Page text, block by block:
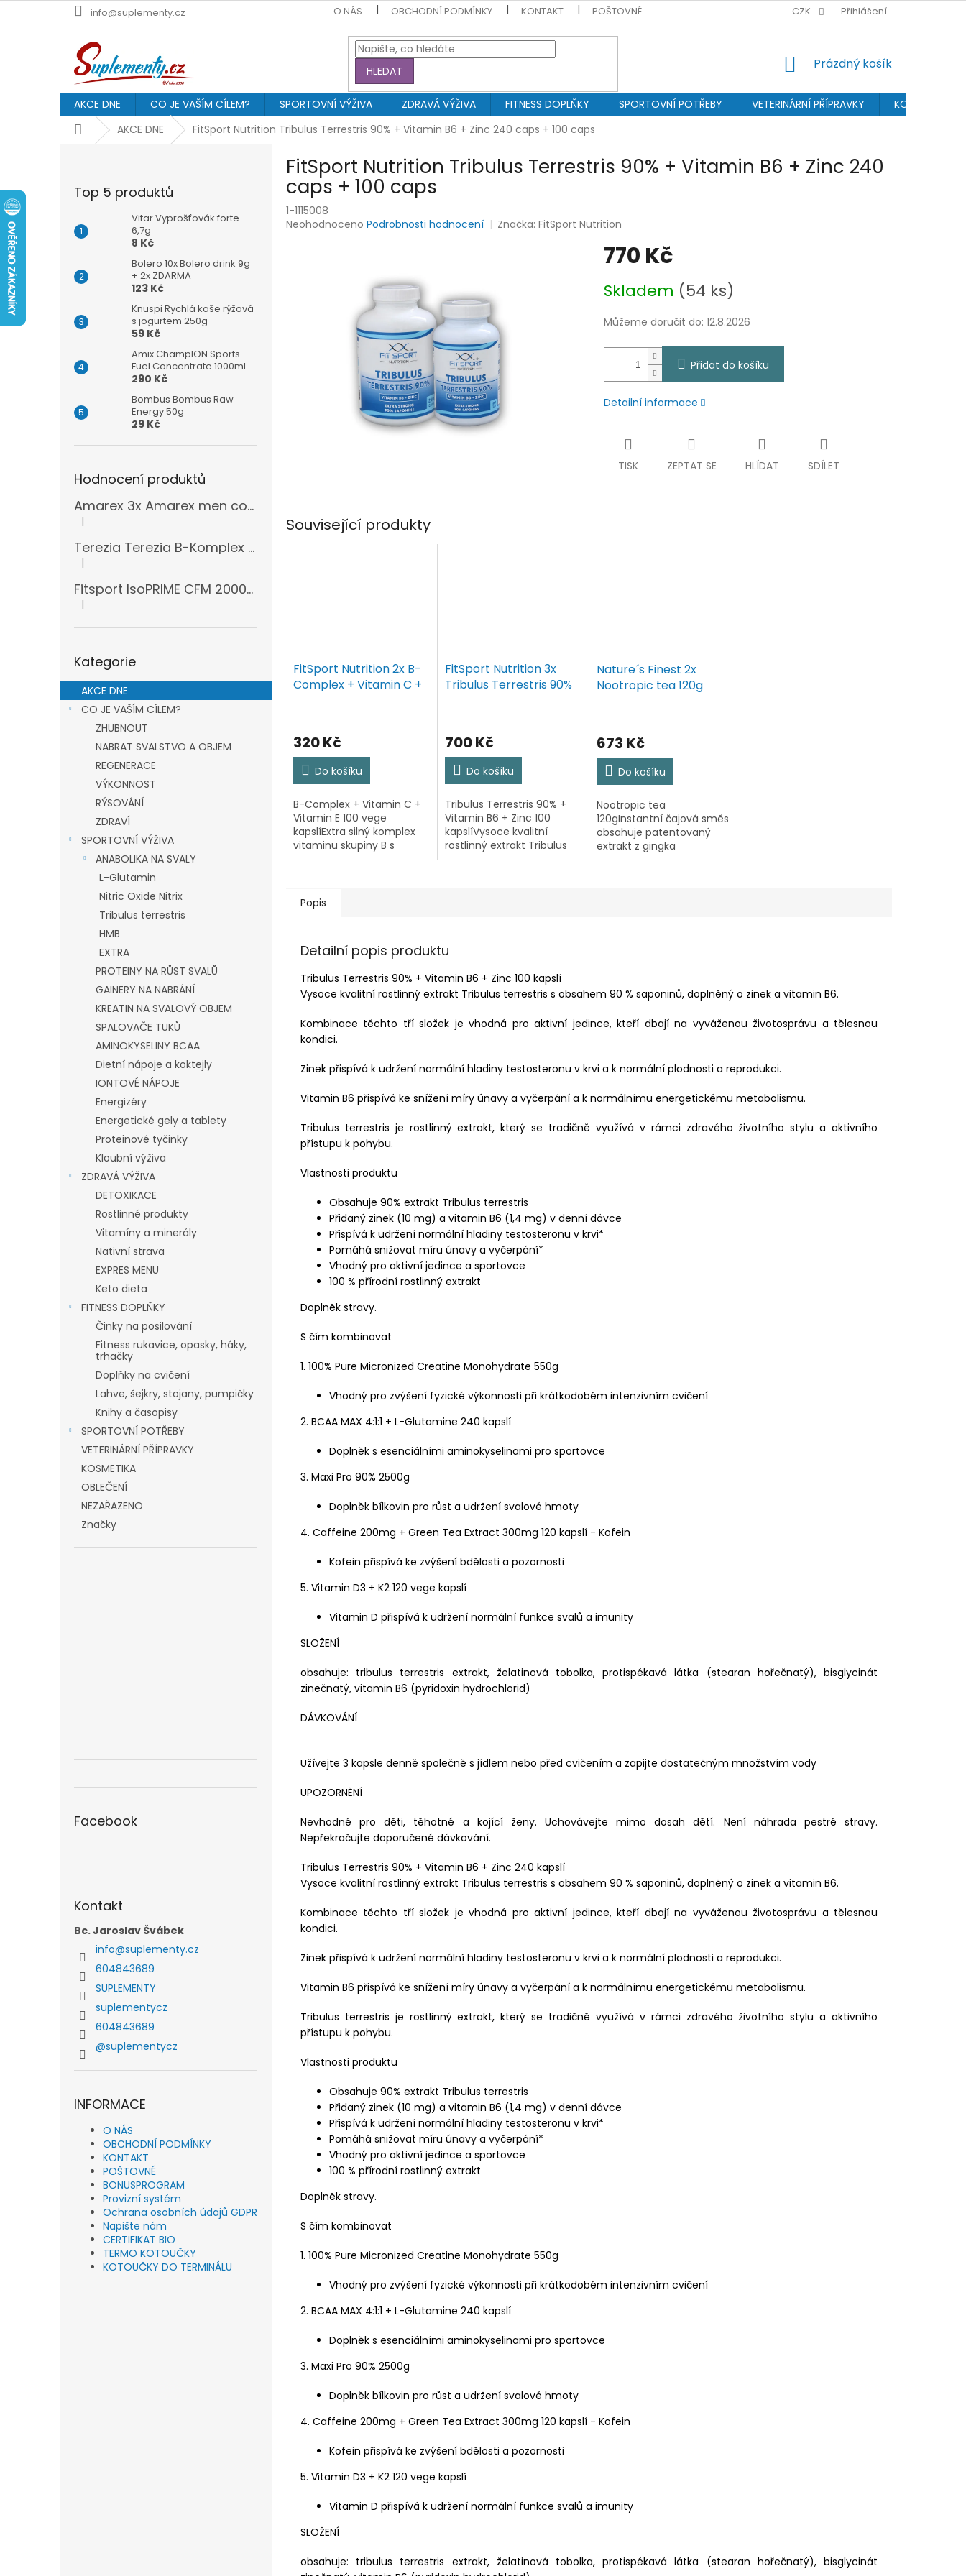
na
info@suplementy.cz O NÁS OBCHODNÍ PODMÍNKY KONTAKT POŠTOVNÉ PROVIZNÍ SYSTÉM OCHRANA
CZK Přihlášení
HLEDAT
NÁKUPNÍ
Prázdný košík
AKCE DNE CO JE VAŠÍM CÍLEM? SPORTOVNÍ VÝŽIVA ZDRAVÁ VÝŽIVA FITNESS DOPLŇKY SPORTOVNÍ POTŘEBY VETERINÁRNÍ PŘÍPRAVKY
KOSMETIKA
DomůAKCE DNE FitSport Nutrition Tribulus Terrestris 90% + Vitamin B6 + Zinc 240 caps + 100 caps
Top 5 produktů
Vitar Vyprošťovák forte
6,7g
8 Kč
Bolero 10x Bolero drink 9g
+ 2x ZDARMA
123 Kč
Knuspi Rychlá kaše rýžová
s jogurtem 250g
59 Kč
Amix ChampION Sports
Fuel Concentrate 1000ml
290 Kč
Bombus Bombus Raw
Energy 50g
29 Kč
Hodnocení produktů
Amarex 3x Amarex men complex 120 kapslí
Hodnocení produktu je 5 z 5 hvězdiček.
|
Terezia Terezia B-Komplex super forte 100 tablet
Hodnocení produktu je 5 z 5 hvězdiček.
|
Fitsport IsoPRIME CFM 2000g + šejkr
Hodnocení produktu je 5 z 5 hvězdiček.
|
kategorie
Kategorie
AKCE DNE
CO JE VAŠÍM CÍLEM?
ZHUBNOUT
NABRAT SVALSTVO A OBJEM
REGENERACE
VÝKONNOST
RÝSOVÁNÍ
ZDRAVÍ
SPORTOVNÍ VÝŽIVA
ANABOLIKA NA SVALY
L-Glutamin
Nitric Oxide Nitrix
Tribulus terrestris
HMB
EXTRA
PROTEINY NA RŮST SVALŮ
GAINERY NA NABRÁNÍ
KREATIN NA SVALOVÝ OBJEM
SPALOVAČE TUKŮ
AMINOKYSELINY BCAA
Dietní nápoje a koktejly
IONTOVÉ NÁPOJE
Energizéry
Energetické gely a tablety
Proteinové tyčinky
Kloubní výživa
ZDRAVÁ VÝŽIVA
DETOXIKACE
Rostlinné produkty
Vitamíny a minerály
Nativní strava
EXPRES MENU
Keto dieta
FITNESS DOPLŇKY
Činky na posilování
Fitness rukavice, opasky, háky,
trhačky
Doplňky na cvičení
Lahve, šejkry, stojany, pumpičky
Knihy a časopisy
SPORTOVNÍ POTŘEBY
VETERINÁRNÍ PŘÍPRAVKY
KOSMETIKA
OBLEČENÍ
NEZAŘAZENO
Značky
Facebook
Kontakt
Bc. Jaroslav Švábek
info@suplementy.cz
604843689
SUPLEMENTY
suplementycz
604843689
@suplementycz
INFORMACE
O NÁS
OBCHODNÍ PODMÍNKY
KONTAKT
POŠTOVNÉ
BONUSPROGRAM
Provizní systém
Ochrana osobních údajů GDPR
Napište nám
CERTIFIKAT BIO
TERMO KOTOUČKY
KOTOUČKY DO TERMINÁLU
FitSport Nutrition Tribulus Terrestris 90% + Vitamin B6 + Zinc 240
caps + 100 caps
1-1115008
Průměrné
Neohodnoceno Podrobnosti hodnocení Značka:FitSport Nutrition
770 Kč
cena:
Skladem (54 ks)
Můžeme doručit do: 12.8.2026
Přidat do košíku
Detailní informace
TISK ZEPTAT SE HLÍDAT SDÍLET
Související produkty
FitSport Nutrition 2x B-
Complex + Vitamin C +
320 Kč
Do košíku
B-Complex + Vitamin C +
Vitamin E 100 vege
kapslíExtra silný komplex
vitaminu skupiny B s
snížení míry únavy a...
FitSport Nutrition 3x
Tribulus Terrestris 90%
700 Kč
Do košíku
Tribulus Terrestris 90% +
Vitamin B6 + Zinc 100
kapslíVysoce kvalitní
rostlinný extrakt Tribulus
Nature´s Finest 2x
Nootropic tea 120g
673 Kč
Do košíku
Nootropic tea
120gInstantní čajová směs
obsahuje patentovaný
extrakt z gingka
Popis
Detailní popis produktu
Tribulus Terrestris 90% + Vitamin B6 + Zinc 100 kapslí
Vysoce kvalitní rostlinný extrakt Tribulus terrestris s obsahem 90 % saponinů, doplněný o zinek a vitamin B6.
Kombinace těchto tří složek je vhodná pro aktivní jedince, kteří dbají na vyváženou životosprávu a tělesnou
kondici.
Zinek přispívá k udržení normální hladiny testosteronu v krvi a k normální plodnosti a reprodukci.
Vitamin B6 přispívá ke snížení míry únavy a vyčerpání a k normálnímu energetickému metabolismu.
Tribulus terrestris je rostlinný extrakt, který se tradičně využívá v rámci zdravého životního stylu a aktivního
přístupu k pohybu.
Vlastnosti produktu
Obsahuje 90% extrakt Tribulus terrestris
Přidaný zinek (10 mg) a vitamin B6 (1,4 mg) v denní dávce
Přispívá k udržení normální hladiny testosteronu v krvi*
Pomáhá snižovat míru únavy a vyčerpání*
Vhodný pro aktivní jedince a sportovce
100 % přírodní rostlinný extrakt
Doplněk stravy.
S čím kombinovat
1. 100% Pure Micronized Creatine Monohydrate 550g
Vhodný pro zvýšení fyzické výkonnosti při krátkodobém intenzivním cvičení
2. BCAA MAX 4:1:1 + L-Glutamine 240 kapslí
Doplněk s esenciálními aminokyselinami pro sportovce
3. Maxi Pro 90% 2500g
Doplněk bílkovin pro růst a udržení svalové hmoty
4. Caffeine 200mg + Green Tea Extract 300mg 120 kapslí - Kofein
Kofein přispívá ke zvýšení bdělosti a pozornosti
5. Vitamin D3 + K2 120 vege kapslí
Vitamin D přispívá k udržení normální funkce svalů a imunity
SLOŽENÍ
obsahuje: tribulus terrestris extrakt, želatinová tobolka, protispékavá látka (stearan hořečnatý), bisglycinát
zinečnatý, vitamin B6 (pyridoxin hydrochlorid)
DÁVKOVÁNÍ
Užívejte 3 kapsle denně společně s jídlem nebo před cvičením a zapijte dostatečným množstvím vody
UPOZORNĚNÍ
Nevhodné pro děti, těhotné a kojící ženy. Uchovávejte mimo dosah dětí. Není náhrada pestré stravy.
Nepřekračujte doporučené dávkování.
Tribulus Terrestris 90% + Vitamin B6 + Zinc 240 kapslí
Vysoce kvalitní rostlinný extrakt Tribulus terrestris s obsahem 90 % saponinů, doplněný o zinek a vitamin B6.
Kombinace těchto tří složek je vhodná pro aktivní jedince, kteří dbají na vyváženou životosprávu a tělesnou
kondici.
Zinek přispívá k udržení normální hladiny testosteronu v krvi a k normální plodnosti a reprodukci.
Vitamin B6 přispívá ke snížení míry únavy a vyčerpání a k normálnímu energetickému metabolismu.
Tribulus terrestris je rostlinný extrakt, který se tradičně využívá v rámci zdravého životního stylu a aktivního
přístupu k pohybu.
Vlastnosti produktu
Obsahuje 90% extrakt Tribulus terrestris
Přidaný zinek (10 mg) a vitamin B6 (1,4 mg) v denní dávce
Přispívá k udržení normální hladiny testosteronu v krvi*
Pomáhá snižovat míru únavy a vyčerpání*
Vhodný pro aktivní jedince a sportovce
100 % přírodní rostlinný extrakt
Doplněk stravy.
S čím kombinovat
1. 100% Pure Micronized Creatine Monohydrate 550g
Vhodný pro zvýšení fyzické výkonnosti při krátkodobém intenzivním cvičení
2. BCAA MAX 4:1:1 + L-Glutamine 240 kapslí
Doplněk s esenciálními aminokyselinami pro sportovce
3. Maxi Pro 90% 2500g
Doplněk bílkovin pro růst a udržení svalové hmoty
4. Caffeine 200mg + Green Tea Extract 300mg 120 kapslí - Kofein
Kofein přispívá ke zvýšení bdělosti a pozornosti
5. Vitamin D3 + K2 120 vege kapslí
Vitamin D přispívá k udržení normální funkce svalů a imunity
SLOŽENÍ
obsahuje: tribulus terrestris extrakt, želatinová tobolka, protispékavá látka (stearan hořečnatý), bisglycinát